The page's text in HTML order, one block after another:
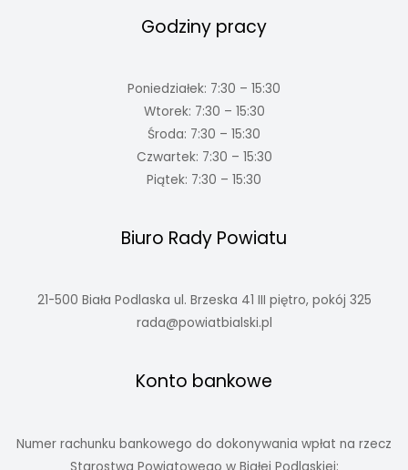
Godziny pracy
Poniedziałek: 7:30 – 15:30
Wtorek: 7:30 – 15:30
Środa: 7:30 – 15:30
Czwartek: 7:30 – 15:30
Piątek: 7:30 – 15:30
Biuro Rady Powiatu
21-500 Biała Podlaska ul. Brzeska 41 III piętro, pokój 325
rada@powiatbialski.pl
Konto bankowe
Numer rachunku bankowego do dokonywania wpłat na rzecz
Starostwa Powiatowego w Białej Podlaskiej: